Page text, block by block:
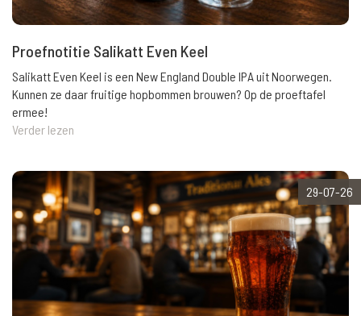
Proefnotitie Salikatt Even Keel
Salikatt Even Keel is een New England Double IPA uit Noorwegen.
Kunnen ze daar fruitige hopbommen brouwen? Op de proeftafel
ermee!
Verder lezen
29-07-26